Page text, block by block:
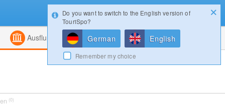
Kombiniert
Ausflugsziele Magazin
(0)
Login
Do you want to switch to the English version of
TouriSpo?
German English
Remember my choice
Konfigurator Gewinnspiele